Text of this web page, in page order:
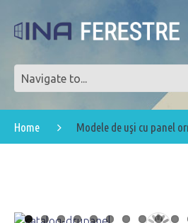
Home Modele de uşi cu panel